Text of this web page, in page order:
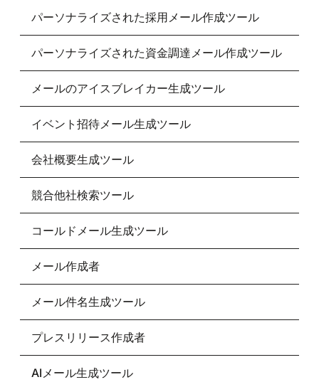
パーソナライズされた採用メール作成ツール
パーソナライズされた資金調達メール作成ツール
メールのアイスブレイカー生成ツール
イベント招待メール生成ツール
会社概要生成ツール
競合他社検索ツール
コールドメール生成ツール
メール作成者
メール件名生成ツール
プレスリリース作成者
AIメール生成ツール